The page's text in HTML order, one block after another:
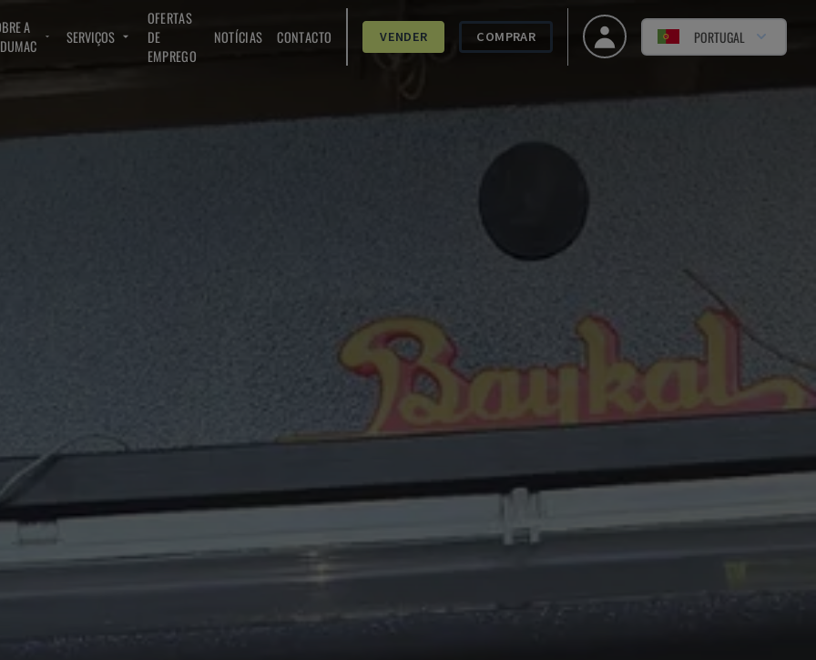
A
SERVIÇOS
OFERTAS
DE
EMPREGO
NOTÍCIAS CONTACTO VENDER COMPRAR PORTUGAL